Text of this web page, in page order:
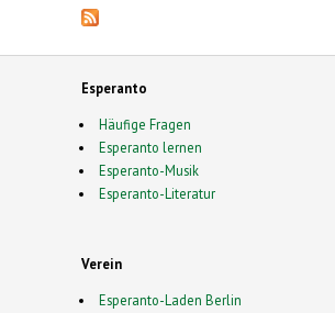
Esperanto
Häufige Fragen
Esperanto lernen
Esperanto-Musik
Esperanto-Literatur
Verein
Esperanto-Laden Berlin